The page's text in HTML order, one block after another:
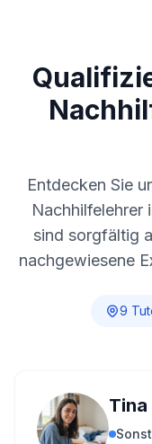
Entdecken Sie
Nachhilfelehrer
sind sorgfältig
nachgewiesene
9
Tina